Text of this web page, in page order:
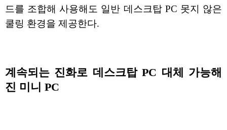
드를 조합해 사용해도 일반 데스크탑 PC 못지 않은
쿨링 환경을 제공한다.
계속되는 진화로 데스크탑 PC 대체 가능해
진 미니 PC